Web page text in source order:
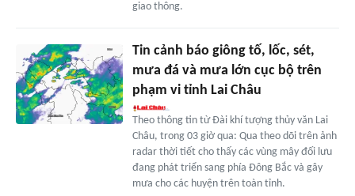
giao thông.
Tin cảnh báo giông tố, lốc, sét,
mưa đá và mưa lớn cục bộ trên
phạm vi tỉnh Lai Châu
Theo thông tin từ Đài khí tượng thủy văn Lai
Châu, trong 03 giờ qua: Qua theo dõi trên ảnh
radar thời tiết cho thấy các vùng mây đối lưu
đang phát triển sang phía Đông Bắc và gây
mưa cho các huyện trên toàn tỉnh.